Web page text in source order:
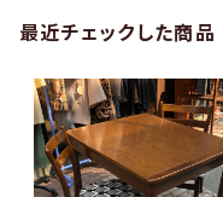
最近チェックした商品